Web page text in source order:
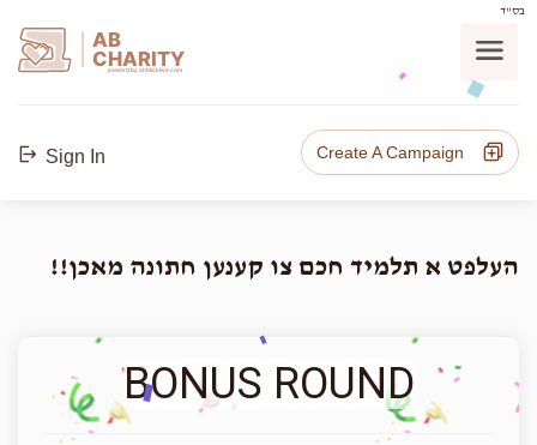
בס"ד
AB
CHARITY
powerd by ahblicklive.com
Sign In Create A Campaign
העלפט א תלמיד חכם צו קענען חתונה מאכן!!
BONUS ROUND